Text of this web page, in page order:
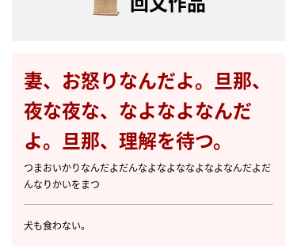
妻、お怒りなんだよ。旦那、
夜な夜な、なよなよなんだ
よ。旦那、理解を待つ。
つまおいかりなんだよだんなよなよななよなよなんだよだ
んなりかいをまつ
犬も食わない。